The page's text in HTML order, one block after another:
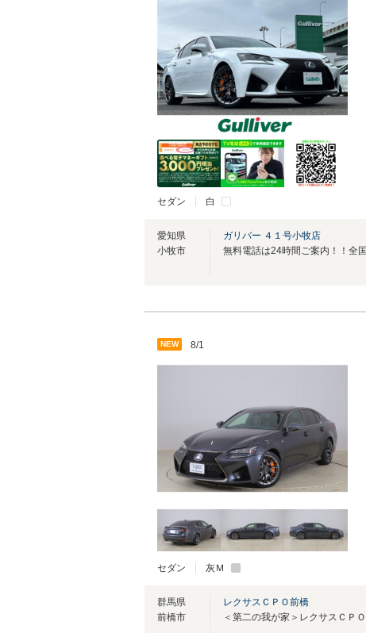
セダン 白
愛知県
小牧市
ガリバー ４１号小牧店
NEW 8/1
セダン 灰Ｍ
群馬県
前橋市
レクサスＣＰＯ前橋